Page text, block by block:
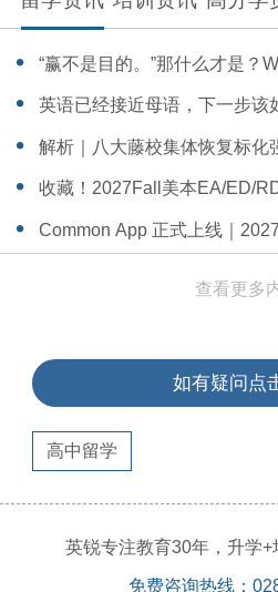
“赢不是目的。”那什么才是？
一Serena给出她的回答
英语已经接近母语，下一步该
个WSDA冠军少年的成长答案
解析｜八大藤校集体恢复标化
收藏！2027Fall美本EA/ED/
止日期汇总！
Common App 正式上线｜
查看更多
如有疑问点
高中留学
英锐专注教育30年，升学+
免费咨询热线：